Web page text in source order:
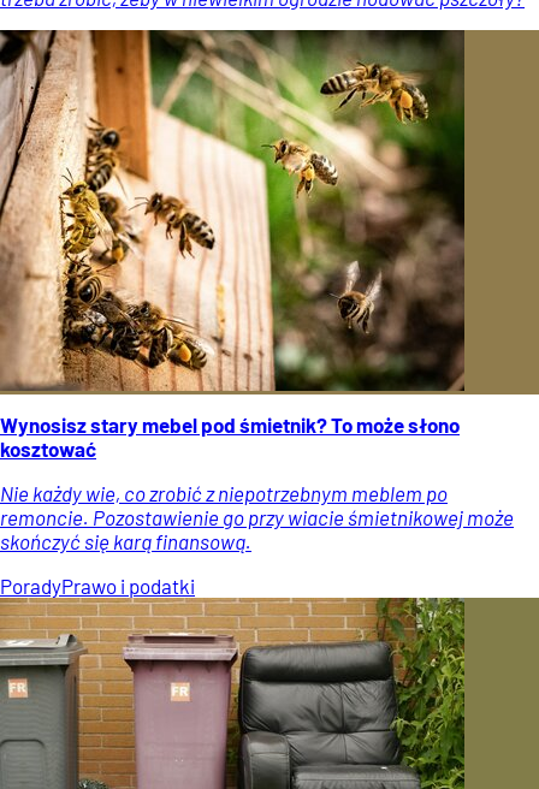
Wynosisz stary mebel pod śmietnik? To może słono
kosztować
Nie każdy wie, co zrobić z niepotrzebnym meblem po
remoncie. Pozostawienie go przy wiacie śmietnikowej może
skończyć się karą finansową.
PoradyPrawo i podatki